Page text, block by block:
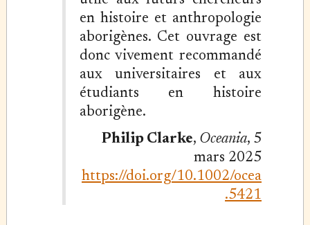
en histoire et anthropologie
aborigènes. Cet ouvrage est
donc vivement recommandé
aux universitaires et aux
étudiants en histoire
aborigène.
Philip Clarke, Oceania, 5
mars 2025
https://doi.org/10.1002/ocea
.5421